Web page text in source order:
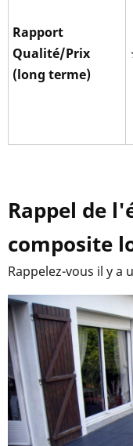
Rapport
Qualité/Prix
(long terme)
Rappel de
composite
Rappelez-vous il y a